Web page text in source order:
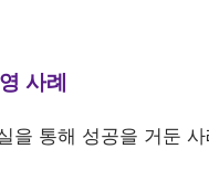
사례
을 통해 성공을 거둔